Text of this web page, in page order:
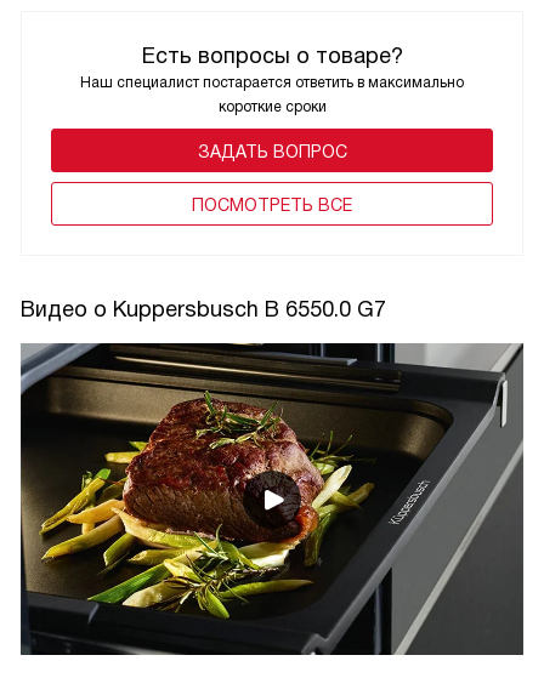
Есть вопросы о товаре?
Наш специалист постарается ответить в максимально
короткие сроки
ЗАДАТЬ ВОПРОС
ПОCМОТРЕТЬ ВСЕ
Видео о Kuppersbusch B 6550.0 G7